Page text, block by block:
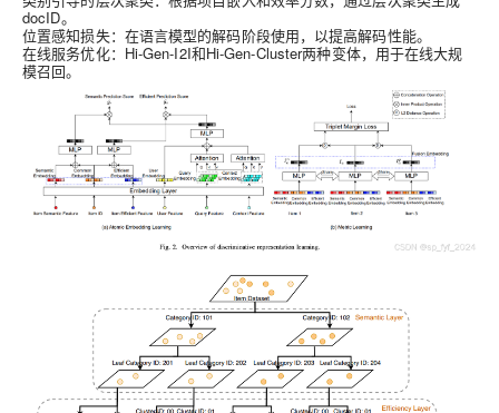
docID。
位置感知损失：在语言模型的解码阶段使用，以提高解码性能。
在线服务优化：Hi-Gen-I2I和Hi-Gen-Cluster两种变体，用于在线大规
模召回。